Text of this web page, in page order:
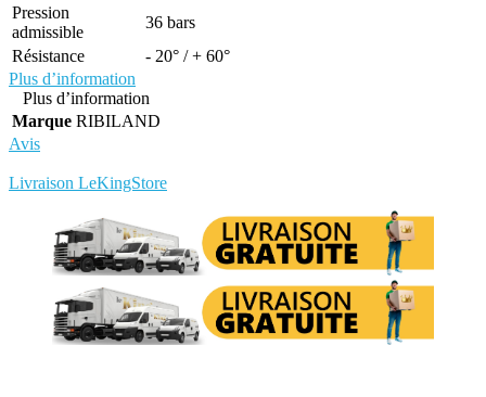
Pression
admissible
36 bars
Résistance
- 20° / + 60°
Plus d’information
Plus d’information
Marque RIBILAND
Avis
Livraison LeKingStore